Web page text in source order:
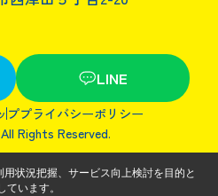
LINE
ププライバシーポリシー
Rights Reserved.
状況把握、サービス向上検討を目的と
います。